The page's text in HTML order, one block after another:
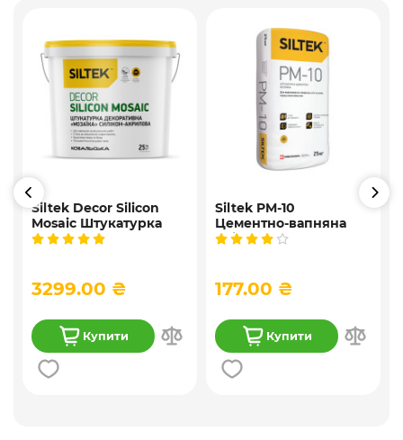
Siltek Decor Silicon
Mosaic Штукатурка
мозаїчна декоративна
3299.00 ₴
Купити
Siltek PM-10
Цементно-вапняна
універсальна
177.00 ₴
Купити